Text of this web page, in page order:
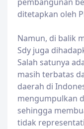
pembangunan
ditetapkan oleh
Namun, di balik
Sdy juga
Salah satunya
masih terbatas
daerah di
mengumpulkan
sehingga
tidak